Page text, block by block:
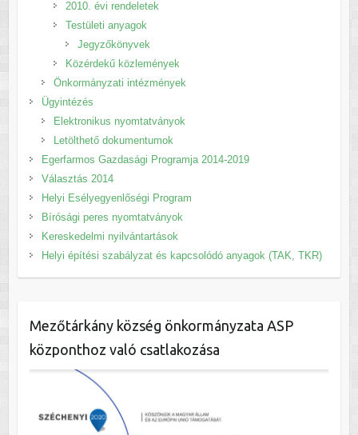
2010. évi rendeletek
Testületi anyagok
Jegyzőkönyvek
Közérdekű közlemények
Önkormányzati intézmények
Ügyintézés
Elektronikus nyomtatványok
Letölthető dokumentumok
Egerfarmos Gazdasági Programja 2014-2019
Választás 2014
Helyi Esélyegyenlőségi Program
Bírósági peres nyomtatványok
Kereskedelmi nyilvántartások
Helyi építési szabályzat és kapcsolódó anyagok (TAK, TKR)
Mezőtárkány község önkormányzata ASP
központhoz való csatlakozása